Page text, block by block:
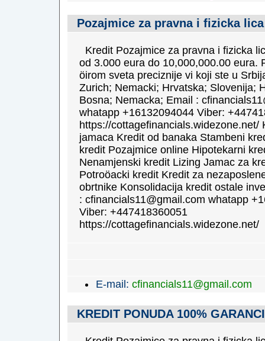
Pozajmice za pravna i fizicka lica
Kredit Pozajmice za pravna i fizicka
od 3.000 eura do 10,000,000.00 eura.
öirom sveta preciznije vi koji ste u
Zurich; Nemacki; Hrvatska; Slovenija;
Bosna; Nemacka; Email :
whatapp +16132094044 Viber:
https://cottagefinancials.widezone.net/
jamaca Kredit od banaka Stambeni
kredit Pozajmice online Hipotekarni
Nenamjenski kredit Lizing Jamac za
Potroöacki kredit Kredit za
obrtnike Konsolidacija kredit ostale
: cfinancials11@gmail.com whatapp
Viber: +447418360051
https://cottagefinancials.widezone.net/
E-mail: cfinancials11@gmail.com
KREDIT PONUDA 100%